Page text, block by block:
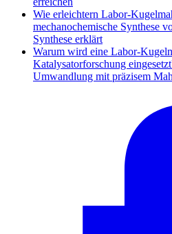
Wie erleichtern Labor-
mechanochemische Synthese
Synthese erklärt
Warum wird eine Labor-
Katalysatorforschung
Umwandlung mit präzisem